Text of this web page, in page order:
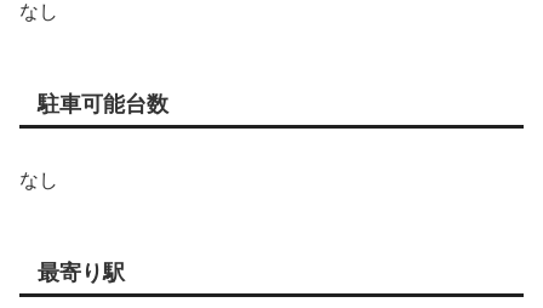
なし
駐車可能台数
なし
最寄り駅